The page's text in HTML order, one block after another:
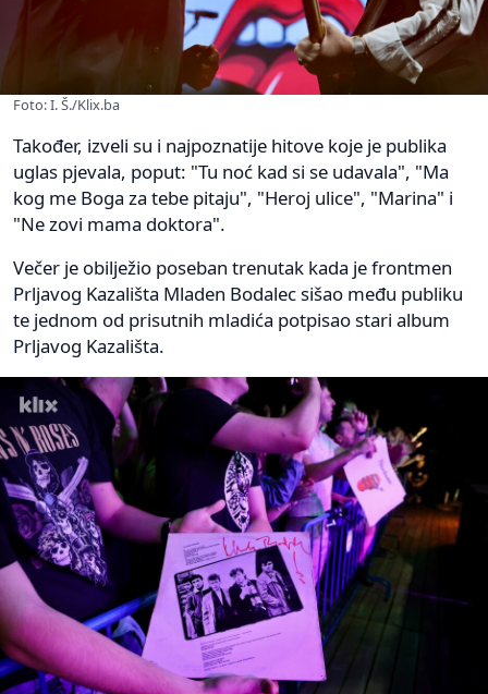
Foto: I. Š./Klix.ba
Također, izveli su i najpoznatije hitove koje je publika
uglas pjevala, poput: "Tu noć kad si se udavala", "Ma
kog me Boga za tebe pitaju", "Heroj ulice", "Marina" i
"Ne zovi mama doktora".
Večer je obilježio poseban trenutak kada je frontmen
Prljavog Kazališta Mladen Bodalec sišao među publiku
te jednom od prisutnih mladića potpisao stari album
Prljavog Kazališta.